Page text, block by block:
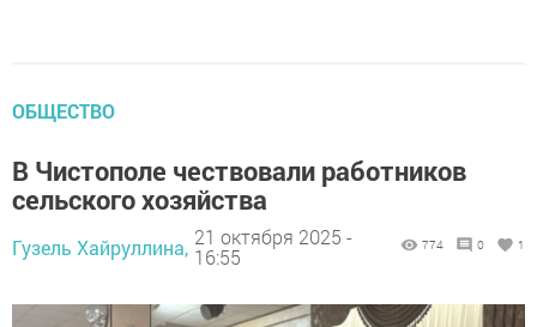
ОБЩЕСТВО
В Чистополе чествовали работников
сельского хозяйства
Гузель Хайруллина, 21 октября 2025 -
16:55
774 0 1